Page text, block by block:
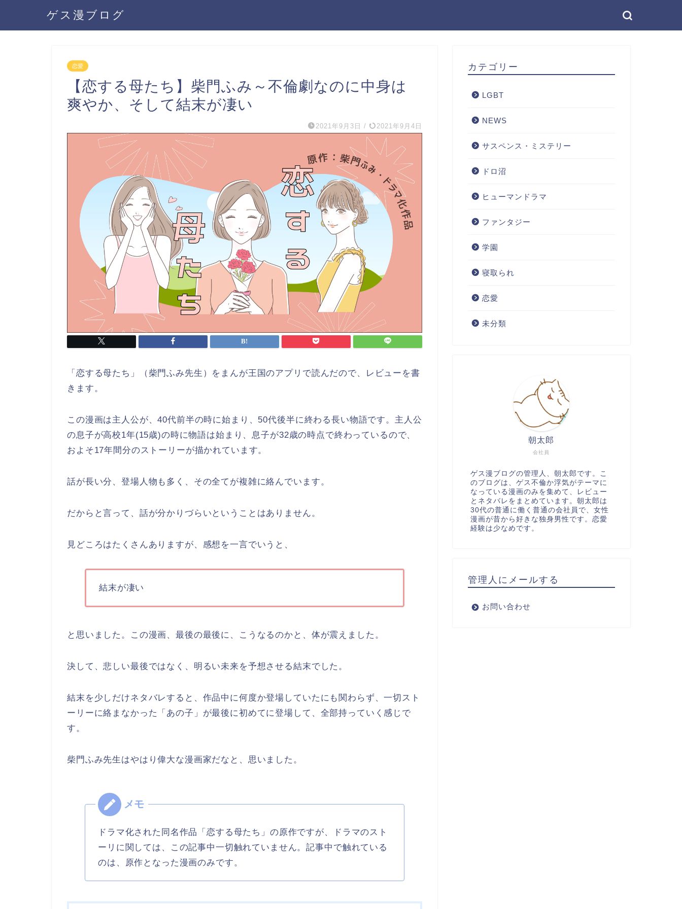
ゲス漫ブログ
恋愛
【恋する母たち】柴門ふみ～不倫劇なのに中身は
爽やか、そして結末が凄い
2021年9月3日 / 2021年9月4日
「恋する母たち」（柴門ふみ先生）をまんが王国のアプリで読んだので、レビューを書
きます。
この漫画は主人公が、40代前半の時に始まり、50代後半に終わる長い物語です。主人公
の息子が高校1年(15歳)の時に物語は始まり、息子が32歳の時点で終わっているので、
およそ17年間分のストーリーが描かれています。
話が長い分、登場人物も多く、その全てが複雑に絡んでいます。
だからと言って、話が分かりづらいということはありません。
見どころはたくさんありますが、感想を一言でいうと、
結末が凄い
と思いました。この漫画、最後の最後に、こうなるのかと、体が震えました。
決して、悲しい最後ではなく、明るい未来を予想させる結末でした。
結末を少しだけネタバレすると、作品中に何度か登場していたにも関わらず、一切スト
ーリーに絡まなかった「あの子」が最後に初めてに登場して、全部持っていく感じで
す。
柴門ふみ先生はやはり偉大な漫画家だなと、思いました。
ドラマ化された同名作品「恋する母たち」の原作ですが、ドラマのスト
ーリに関しては、この記事中一切触れていません。記事中で触れている
のは、原作となった漫画のみです。
カテゴリー
LGBT
NEWS
サスペンス・ミステリー
ドロ沼
ヒューマンドラマ
ファンタジー
学園
寝取られ
恋愛
未分類
会社員
朝太郎
ゲス漫ブログの管理人、朝太郎です。こ
のブログは、ゲス不倫か浮気がテーマに
なっている漫画のみを集めて、レビュー
とネタバレをまとめています。朝太郎は
30代の普通に働く普通の会社員で、女性
漫画が昔から好きな独身男性です。恋愛
経験は少なめです。
管理人にメールする
お問い合わせ